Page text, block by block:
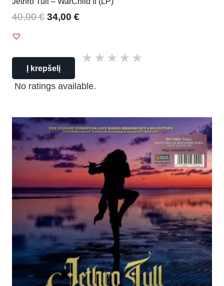
40,00€ 34,00 €
Į krepšelį
No ratings available.